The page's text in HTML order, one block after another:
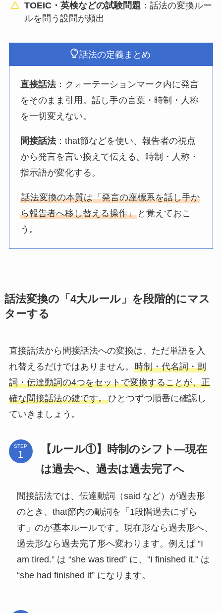
TOEIC・英検などの試験問題 ：話法の変換ルー
ルを問う設問が頻出
話法の定義まとめ
直接話法：クォーテーションマーク内に発言
をそのまま引用。話し手の言葉・時制・人称
を一切変えない。
間接話法：that節などを使い、報告者の視点
から発言を言い換えて伝える。時制・人称・
指示語が変化する。
話法変換の本質は「発言の座標系を話し手か
ら報告者へ移し替える操作」 と覚えておこ
う。
話法変換の「4大ルール」を段階的にマス
ターする
直接話法から間接話法への変換は、ただ単語を入
れ替えるだけではありません。 時制・代名詞・副
詞・伝達動詞の4つをセットで変換することが、正
確な間接話法の鍵です。ひとつずつ順番に確認し
ていきましょう。
STEP
【ルール①】時制のシフト—現在
は過去へ、過去は過去完了へ
間接話法では、伝達動詞（said など）が過去形
のとき、that節内の動詞を「1段階過去にずら
す」のが基本ルールです。現在形なら過去形へ、
過去形なら過去完了形へ変わります。例えば “I
am tired.” は “she was tired” に、”I finished it.” は
“she had finished it” になります。